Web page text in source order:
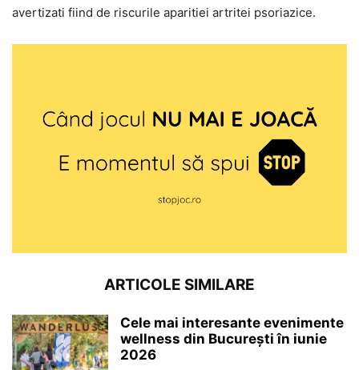
avertizati fiind de riscurile aparitiei artritei psoriazice.
ARTICOLE SIMILARE
Cele mai interesante evenimente
wellness din București în iunie
2026